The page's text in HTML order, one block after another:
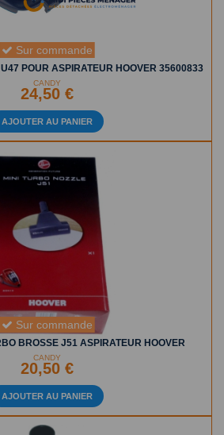
Sur commande
POUR ASPIRATEUR HOOVER 35600833
CANDY
24,50 €
AJOUTER AU PANIER
Sur commande
BROSSE J51 ASPIRATEUR HOOVER
CANDY
20,50 €
AJOUTER AU PANIER